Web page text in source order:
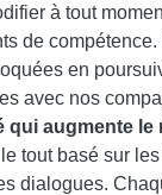
à tout
de
en
avec nos
qui augmente
le tout basé sur
dialogues.